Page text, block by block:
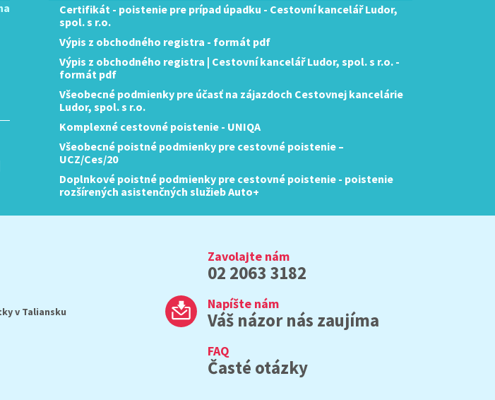
Certifikát - poistenie pre prípad úpadku - Cestovní kancelář Ludor,
spol. s r.o.
Výpis z obchodného registra - formát pdf
Výpis z obchodného registra | Cestovní kancelář Ludor, spol. s r.o. -
formát pdf
Všeobecné podmienky pre účasť na zájazdoch Cestovnej kancelárie
Ludor, spol. s r.o.
Komplexné cestovné poistenie - UNIQA
Všeobecné poistné podmienky pre cestovné poistenie –
UCZ/Ces/20
Doplnkové poistné podmienky pre cestovné poistenie - poistenie
rozšírených asistenčných služieb Auto+
v Taliansku
Zavolajte nám
02 2063 3182
Napíšte nám
Váš názor nás zaujíma
FAQ
Časté otázky